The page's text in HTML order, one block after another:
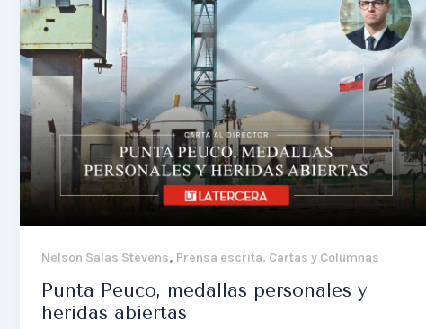
Nelson Salas Stevens, Prensa escrita, Cartas y Columnas
Punta Peuco, medallas personales y
heridas abiertas